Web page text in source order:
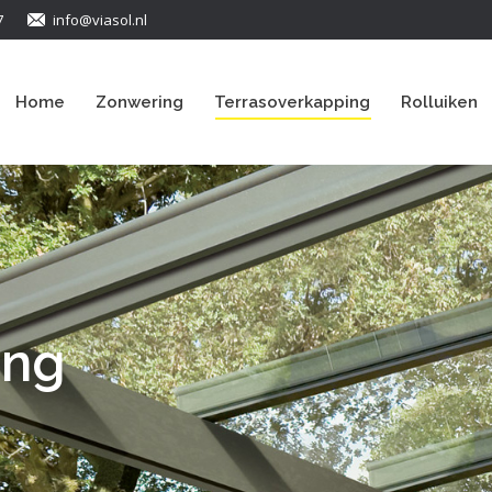
info@viasol.nl
Home Zonwering Terrasoverkapping Rolluiken